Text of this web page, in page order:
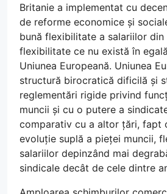
Britanie a implementat cu
de reforme economice și
bună flexibilitate a salariilor din
flexibilitate ce nu există în
Uniunea Europeană. Uniunea
structură birocratică dificilă și
reglementări rigide privind
muncii și cu o putere a
comparativ cu a altor țări, fapt
evoluție suplă a pieței muncii,
salariilor depinzând mai
sindicale decât de cele dintre